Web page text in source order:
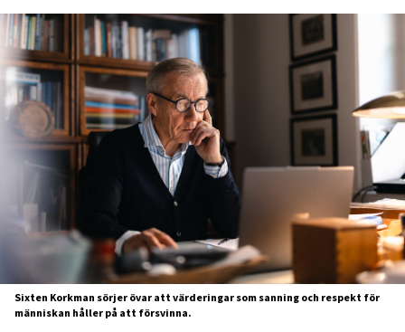
Sixten Korkman sörjer övar att värderingar som sanning och respekt för
människan håller på att försvinna.